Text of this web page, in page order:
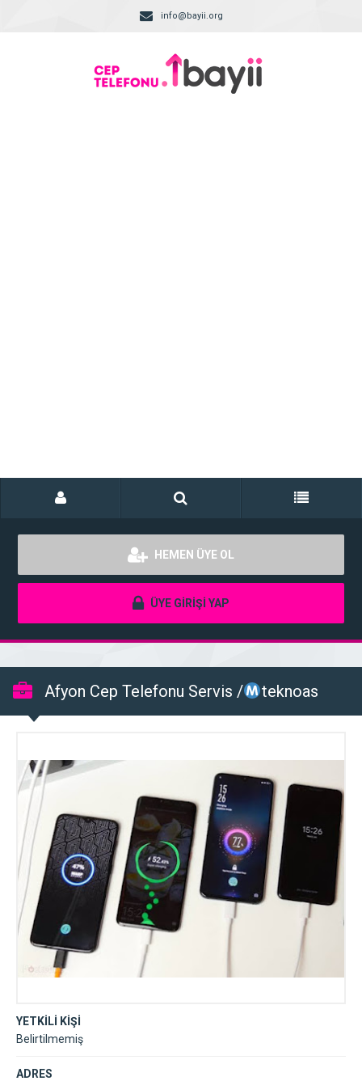
info@bayii.org
HEMEN ÜYE OL
ÜYE GİRİŞİ YAP
Afyon Cep Telefonu Servis / teknoas
YETKİLİ KİŞİ
Belirtilmemiş
ADRES